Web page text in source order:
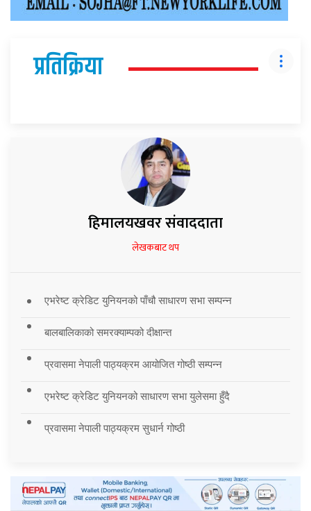
प्रतिक्रिया
हिमालयखवर संवाददाता
लेखकबाट थप
एभरेष्ट क्रेडिट युनियनको पाँचौ साधारण सभा सम्पन्न
बालबालिकाको समरक्याम्पको दीक्षान्त
प्रवासमा नेपाली पाठ्यक्रम आयोजित गोष्ठी सम्पन्न
एभरेष्ट क्रेडिट युनियनको साधारण सभा युलेसमा हुँदै
प्रवासमा नेपाली पाठ्यक्रम सुधार्न गोष्ठी